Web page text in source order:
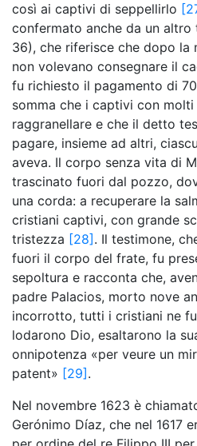
così ai captivi di seppellirlo
confermato anche da un altro
36), che riferisce che dopo
non volevano consegnare il
fu richiesto il pagamento di
somma che i captivi con
raggranellare e che il detto
pagare, insieme ad altri,
aveva. Il corpo senza vita di
trascinato fuori dal pozzo,
una corda: a recuperare la
cristiani captivi, con grande
tristezza [28] . Il testimone,
fuori il corpo del frate, fu
sepoltura e racconta che,
padre Palacios, morto nove
incorrotto, tutti i cristiani ne
lodarono Dio, esaltarono la
onnipotenza «per veure un
patent» [29] .
Nel novembre 1623 è
Gerónimo Díaz, che nel 1617